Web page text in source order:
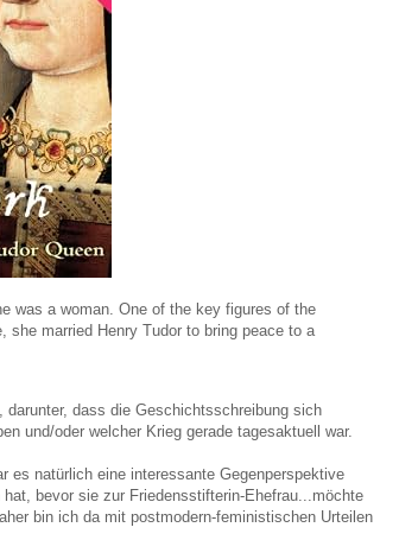
was a woman. One of the key figures of the
married Henry Tudor to bring peace to a
dass die Geschichtsschreibung sich
und/oder welcher Krieg gerade tagesaktuell war.
es natürlich eine interessante Gegenperspektive
bevor sie zur Friedensstifterin-Ehefrau...möchte
bin ich da mit postmodern-feministischen Urteilen